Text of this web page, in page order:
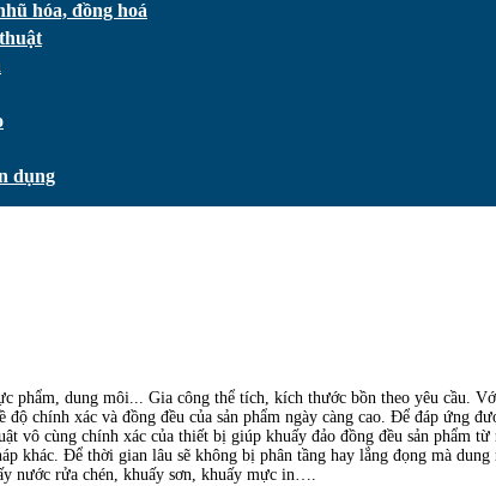
hóa, đồng hoá
dụng
phẩm, dung môi... Gia công thể tích, kích thước bồn theo yêu cầu.
chính xác và đồng đều của sản phẩm ngày càng cao. Để đáp ứng
vô cùng chính xác của thiết bị giúp khuấy đảo đồng đều sản phẩm
khác. Để thời gian lâu sẽ không bị phân tầng hay lắng đọng mà
nước rửa chén, khuấy sơn, khuấy mực in….